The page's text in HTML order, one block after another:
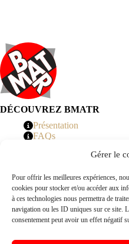
Gérer le
Pour offrir les meilleures expériences,
cookies pour stocker et/ou accéder aux
à ces technologies nous permettra de
navigation ou les ID uniques sur ce site.
consentement peut avoir un effet négatif
DÉCOUVREZ BMATR
Présentation
FAQs
© 2026 BMATR® — Tous droits